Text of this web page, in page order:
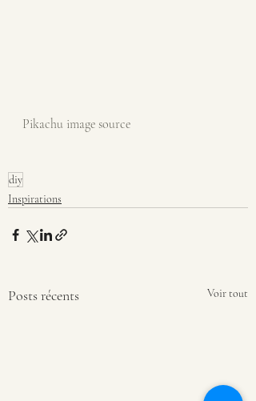
Pikachu image source
diy
Inspirations
Posts récents Voir tout